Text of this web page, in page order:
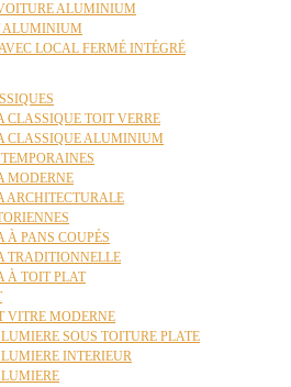
ALUMINIUM
ALUMINIUM
LOCAL FERMÉ INTÉGRÉ
CLASSIQUE TOIT VERRE
CLASSIQUE ALUMINIUM
MODERNE
ARCHITECTURALE
À PANS COUPÉS
TRADITIONNELLE
À TOIT PLAT
VITRE MODERNE
SOUS TOITURE PLATE
INTERIEUR